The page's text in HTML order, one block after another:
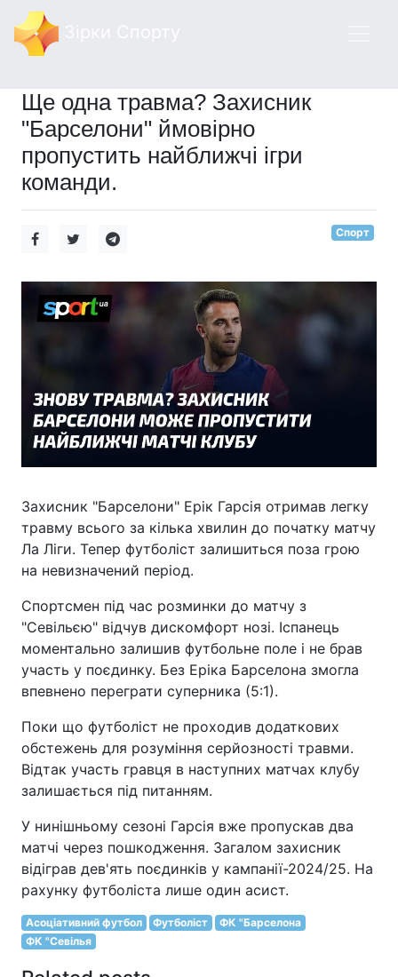
Ще одна травма? Захисник
"Барселони" ймовірно
пропустить найближчі ігри
команди.
Спорт
Захисник "Барселони" Ерік Гарсія отримав легку
травму всього за кілька хвилин до початку матчу
Ла Ліги. Тепер футболіст залишиться поза грою
на невизначений період.
Спортсмен під час розминки до матчу з
"Севільєю" відчув дискомфорт нозі. Іспанець
моментально залишив футбольне поле і не брав
участь у поєдинку. Без Еріка Барселона змогла
впевнено переграти суперника (5:1).
Поки що футболіст не проходив додаткових
обстежень для розуміння серйозності травми.
Відтак участь гравця в наступних матчах клубу
залишається під питанням.
У нинішньому сезоні Гарсія вже пропускав два
матчі через пошкодження. Загалом захисник
відіграв дев'ять поєдинків у кампанії-2024/25. На
рахунку футболіста лише один асист.
Асоціативний футбол Футболіст
ФК "Барселона
ФК "Севілья